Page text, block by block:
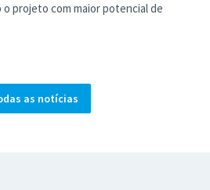
projeto com maior potencial de
as notícias